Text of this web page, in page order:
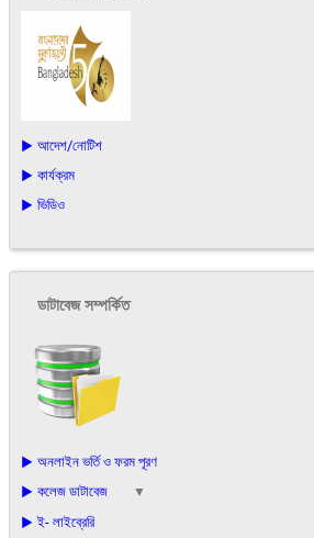
▶ আদেশ/নোটিশ
▶ কার্যক্রম
▶ ভিডিও
ডাটাবেজ সম্পর্কিত
▶ অনলাইন ভর্তি ও ফরম পূরণ
▶ কলেজ ডাটাবেজ
▼
▶ ই- লাইব্রেরি